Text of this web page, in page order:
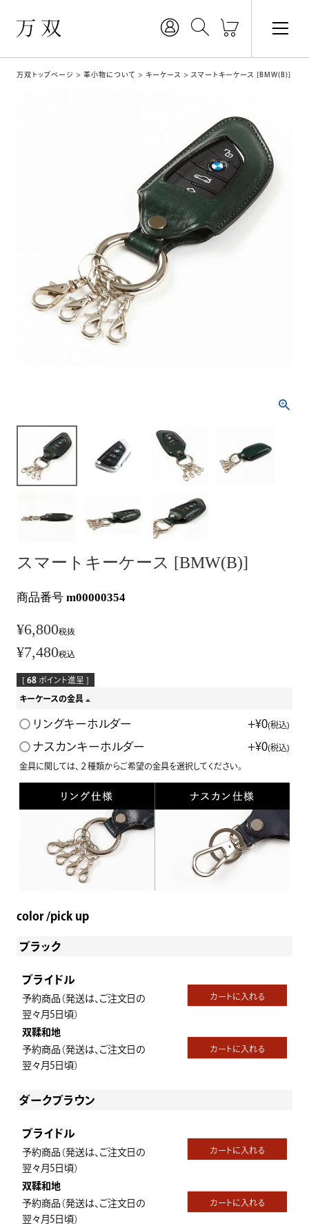
万双トップページ 革小物について キーケース スマートキーケース [BMW(B)]
スマートキーケース [BMW(B)]
商品番号 m00000354
¥6,800税抜
¥7,480税込
[ 68 ポイント進呈 ]
キーケースの金具
(
)
リングキーホルダー +¥0 税込
ナスカンキーホルダー +¥0 税込
金具に関しては、２種類からご希望の金具を選択してください。
color pick up
ブラック
ブライドル
予約商品（発送は、ご注文日の
翌々月5日頃）
カートに入れる
双鞣和地
予約商品（発送は、ご注文日の
翌々月5日頃）
カートに入れる
ダークブラウン
ブライドル
予約商品（発送は、ご注文日の
翌々月5日頃）
カートに入れる
双鞣和地
予約商品（発送は、ご注文日の
翌々月5日頃）
カートに入れる